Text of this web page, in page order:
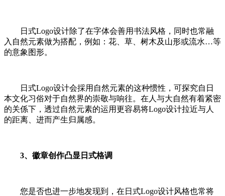
日式Logo设计除了在字体会善用书法风格，同时也常融
入自然元素做为搭配，例如：花、草、树木及山形或流水…等
的意象图形。
日式Logo设计会採用自然元素的这种惯性，可探究自日
本文化习俗对于自然界的崇敬与响往。在人与大自然有着紧密
的关係下，透过自然元素的运用更容易将Logo设计拉近与人
的距离、进而产生归属感。
3、徽章创作凸显日式格调
您是否也进一步地发现到，在日式Logo设计风格也常将